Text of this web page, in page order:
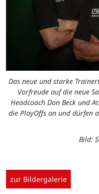
Das neue und starke
Vorfreude auf die neue
Headcoach Don Beck und
die PlayOffs an und dürfen
Bild:
zur Bildergalerie